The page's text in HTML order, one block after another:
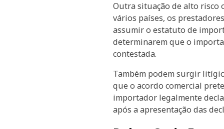
Outra situação de alto risco
vários países, os
assumir o estatuto de
determinarem que o
contestada.
Também podem surgir
que o acordo comercial
importador legalmente
após a apresentação das